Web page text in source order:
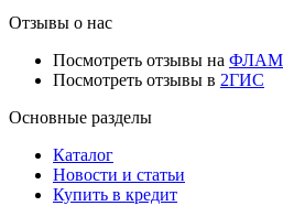
Отзывы о нас
Посмотреть отзывы на
Посмотреть отзывы в 2ГИС
Основные разделы
Каталог
Новости и статьи
Купить в кредит